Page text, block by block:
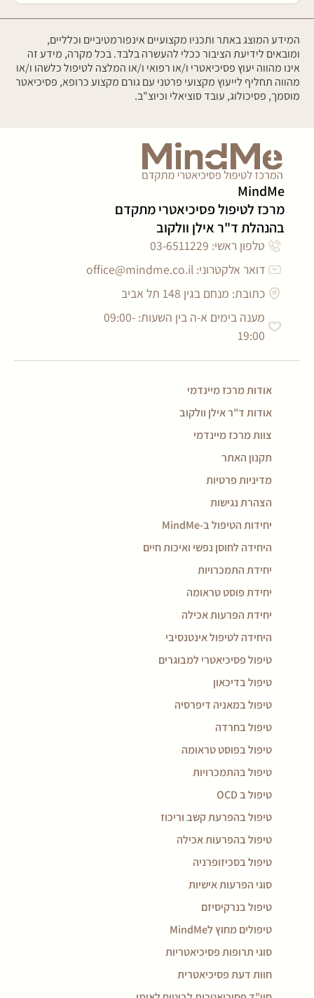
המידע המוצג באתר ותכניו מקצועיים אינפורמטיביים וכלליים,
ומובאים לידיעת הציבור ככלי להעשרה בלבד. בכל מקרה, מידע זה
אינו מהווה יעוץ פסיכיאטרי ו/או רפואי ו/או המלצה לטיפול כלשהו ו/או
מהווה תחליף לייעוץ מקצועי פרטני עם גורם מקצוע כרופא, פסיכיאטר
מוסמך, פסיכולוג, עובד סוציאלי וכיוצ"ב.
MindMe
מרכז לטיפול פסיכיאטרי מתקדם
בהנהלת ד"ר אילן וולקוב
טלפון ראשי: 03-6511229
דואר אלקטרוני: office@mindme.co.il
כתובת: מנחם בגין 148 תל אביב
מענה בימים א-ה בין השעות: 09:00-
19:00
אודות מרכז מיינדמי
אודות ד"ר אילן וולקוב
צוות מרכז מיינדמי
תקנון האתר
מדיניות פרטיות
הצהרת נגישות
יחידות הטיפול ב-MindMe
היחידה לחוסן נפשי ואיכות חיים
יחידת התמכרויות
יחידת פוסט טראומה
יחידת הפרעות אכילה
היחידה לטיפול אינטנסיבי
טיפול פסיכיאטרי למבוגרים
טיפול בדיכאון
טיפול במאניה דיפרסיה
טיפול בחרדה
טיפול בפוסט טראומה
טיפול בהתמכרויות
טיפול ב OCD
טיפול בהפרעת קשב וריכוז
טיפול בהפרעות אכילה
טיפול בסכיזופרניה
סוגי הפרעות אישיות
טיפול בנרקיסיזם
טיפולים מחוץ לMindMe
סוגי תרופות פסיכיאטריות
חוות דעת פסיכיאטרית